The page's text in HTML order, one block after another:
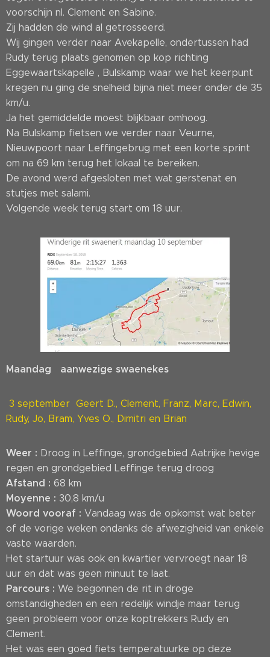
voorschijn nl. Clement en Sabine.
Zij hadden de wind al getrosseerd.
Wij gingen verder naar Avekapelle, ondertussen had
Rudy terug plaats genomen op kop richting
Eggewaartskapelle , Bulskamp waar we het keerpunt
kregen nu ging de snelheid bijna niet meer onder de 35
km/u.
Ja het gemiddelde moest blijkbaar omhoog.
Na Bulskamp fietsen we verder naar Veurne,
Nieuwpoort naar Leffingebrug met een korte sprint
om na 69 km terug het lokaal te bereiken.
De avond werd afgesloten met wat gerstenat en
stutjes met salami.
Volgende week terug start om 18 uur.
Maandag aanwezige swaenekes
3 september Geert D., Clement, Franz, Marc, Edwin,
Rudy, Jo, Bram, Yves O., Dimitri en Brian
Weer : Droog in Leffinge, grondgebied Aatrijke hevige
regen en grondgebied Leffinge terug droog
Afstand : 68 km
Moyenne : 30,8 km/u
Woord vooraf : Vandaag was de opkomst wat beter
of de vorige weken ondanks de afwezigheid van enkele
vaste waarden.
Het startuur was ook en kwartier vervroegt naar 18
uur en dat was geen minuut te laat.
Parcours : We begonnen de rit in droge
omstandigheden en een redelijk windje maar terug
geen probleem voor onze koptrekkers Rudy en
Clement.
Het was een goed fiets temperatuurke op deze